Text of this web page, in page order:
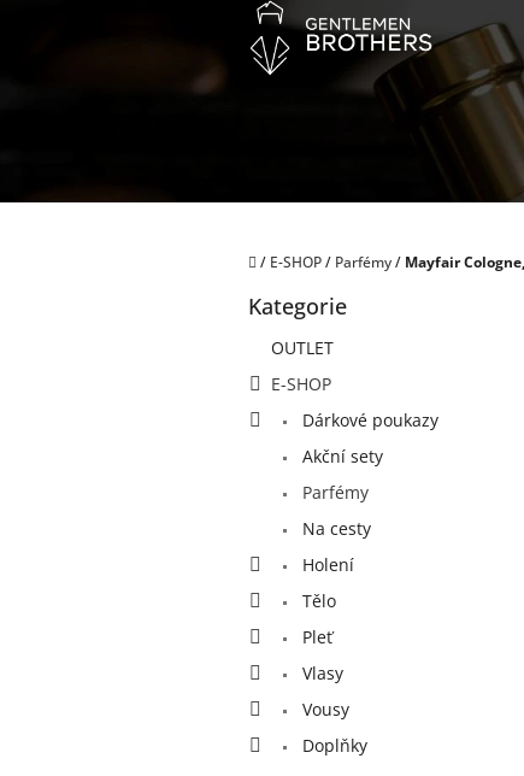
Domů
/ E-SHOP/ Parfémy/ Mayfair
Přeskočit
Kategorie
OUTLET
E-SHOP
Dárkové poukazy
Akční sety
Parfémy
Na cesty
Holení
Tělo
Pleť
Vlasy
Vousy
Doplňky